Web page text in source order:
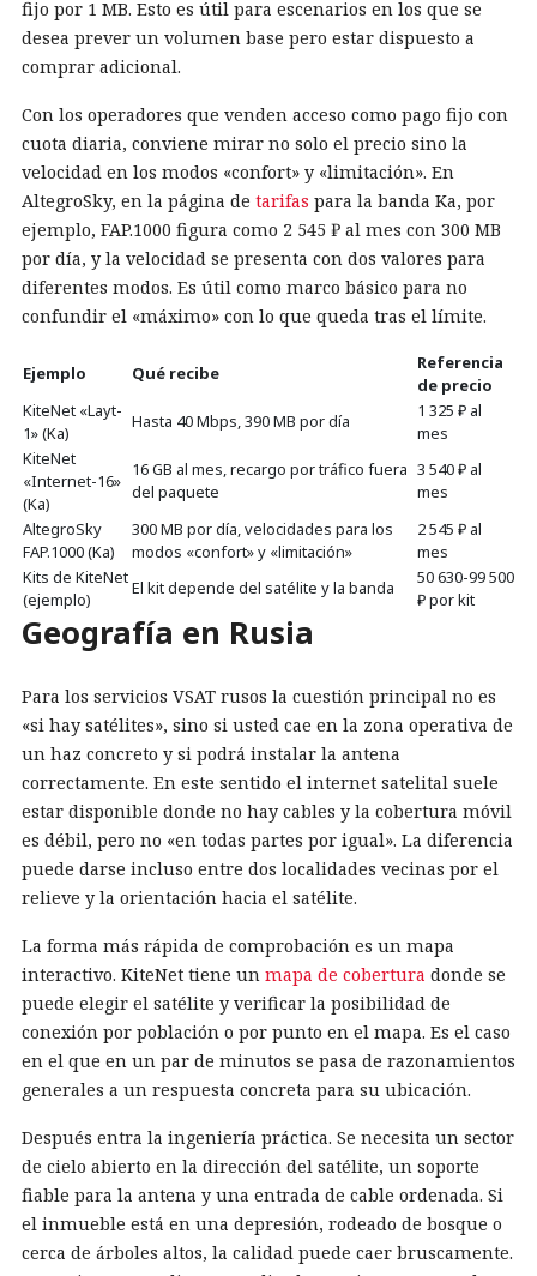
fijo por 1 MB. Esto es útil para escenarios en los que se
desea prever un volumen base pero estar dispuesto a
comprar adicional.
Con los operadores que venden acceso como pago fijo con
cuota diaria, conviene mirar no solo el precio sino la
velocidad en los modos «confort» y «limitación». En
AltegroSky, en la página de tarifas para la banda Ka, por
ejemplo, FAP.1000 figura como 2 545 ₽ al mes con 300 MB
por día, y la velocidad se presenta con dos valores para
diferentes modos. Es útil como marco básico para no
confundir el «máximo» con lo que queda tras el límite.
Ejemplo Qué recibe
Referencia
de precio
KiteNet «Layt-
1» (Ka)
Hasta 40 Mbps, 390 MB por día
1 325 ₽ al
mes
KiteNet
«Internet-16»
(Ka)
16 GB al mes, recargo por tráfico fuera
del paquete
3 540 ₽ al
mes
AltegroSky
FAP.1000 (Ka)
300 MB por día, velocidades para los
modos «confort» y «limitación»
2 545 ₽ al
mes
Kits de KiteNet
(ejemplo)
El kit depende del satélite y la banda
50 630-99 500
₽ por kit
Geografía en Rusia
Para los servicios VSAT rusos la cuestión principal no es
«si hay satélites», sino si usted cae en la zona operativa de
un haz concreto y si podrá instalar la antena
correctamente. En este sentido el internet satelital suele
estar disponible donde no hay cables y la cobertura móvil
es débil, pero no «en todas partes por igual». La diferencia
puede darse incluso entre dos localidades vecinas por el
relieve y la orientación hacia el satélite.
La forma más rápida de comprobación es un mapa
interactivo. KiteNet tiene un mapa de cobertura donde se
puede elegir el satélite y verificar la posibilidad de
conexión por población o por punto en el mapa. Es el caso
en el que en un par de minutos se pasa de razonamientos
generales a un respuesta concreta para su ubicación.
Después entra la ingeniería práctica. Se necesita un sector
de cielo abierto en la dirección del satélite, un soporte
fiable para la antena y una entrada de cable ordenada. Si
el inmueble está en una depresión, rodeado de bosque o
cerca de árboles altos, la calidad puede caer bruscamente.